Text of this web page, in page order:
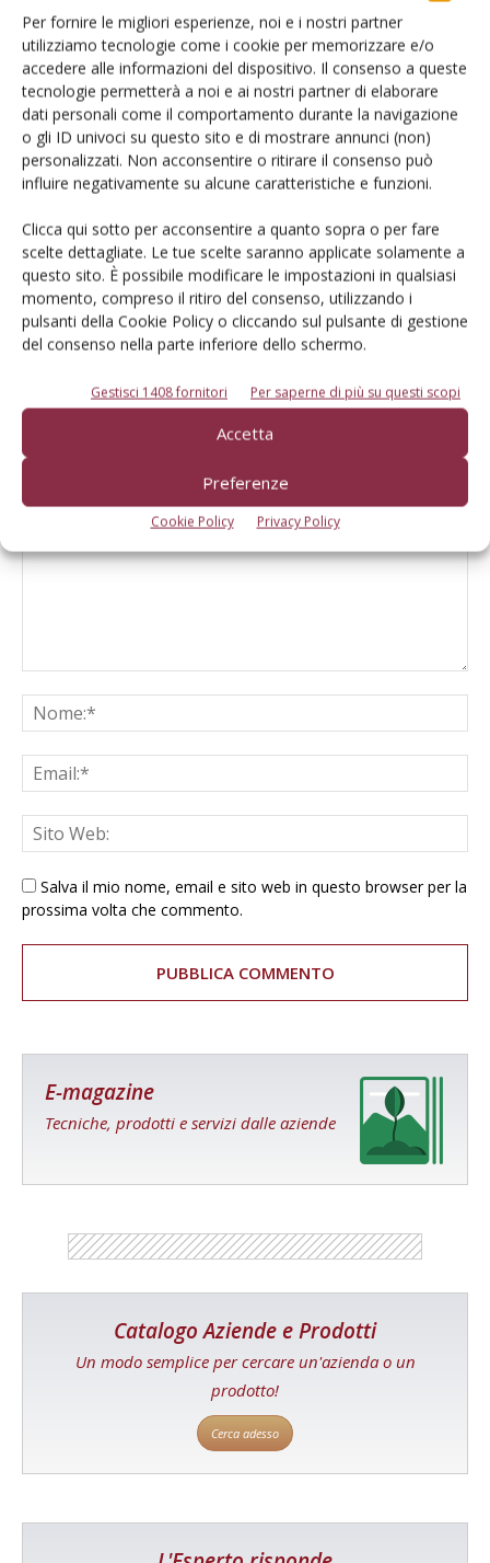
Per fornire le migliori esperienze, noi e i nostri partner
utilizziamo tecnologie come i cookie per memorizzare e/o
accedere alle informazioni del dispositivo. Il consenso a queste
tecnologie permetterà a noi e ai nostri partner di elaborare
dati personali come il comportamento durante la navigazione
o gli ID univoci su questo sito e di mostrare annunci (non)
personalizzati. Non acconsentire o ritirare il consenso può
influire negativamente su alcune caratteristiche e funzioni.
Clicca qui sotto per acconsentire a quanto sopra o per fare
scelte dettagliate. Le tue scelte saranno applicate solamente a
questo sito. È possibile modificare le impostazioni in qualsiasi
momento, compreso il ritiro del consenso, utilizzando i
pulsanti della Cookie Policy o cliccando sul pulsante di gestione
del consenso nella parte inferiore dello schermo.
Gestisci 1408 fornitori Per saperne di più su questi scopi
Accetta
Preferenze
Cookie Policy Privacy Policy
Articoli correlati
Bkt rinnova l’accordo con Cricket
Australia
Bkt, il successo di Pretoria Energy
Trelleborg Tires premiata al Visão Agro
Centro-Sul in Brasile
LASCIA UN COMMENTO
Salva il mio nome, email e sito web in questo browser per la
prossima volta che commento.
E-magazine
Tecniche, prodotti e servizi dalle aziende
Catalogo Aziende e Prodotti
Un modo semplice per cercare un'azienda o un
prodotto!
Cerca adesso